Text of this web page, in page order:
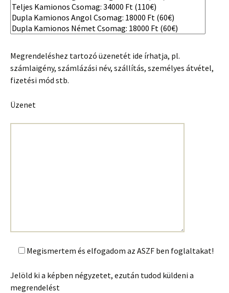
Megrendeléshez tartozó üzenetét ide írhatja, pl.
számlaigény, számlázási név, szállítás, személyes átvétel,
fizetési mód stb.
Üzenet
Megismertem és elfogadom az ASZF ben foglaltakat!
Jelöld ki a képben négyzetet, ezután tudod küldeni a
megrendelést